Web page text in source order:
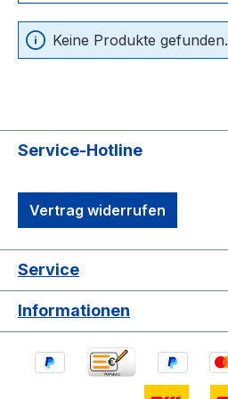
Keine Produkte gefunden.
Service-Hotline
Vertrag widerrufen
Service
Informationen